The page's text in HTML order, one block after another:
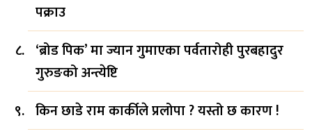
पक्राउ
‘ब्रोड पिक’ मा ज्यान गुमाएका पर्वतारोही पुरबहादुर
गुरुङको अन्त्येष्टि
किन छाडे राम कार्कीले प्रलोपा ? यस्तो छ कारण !